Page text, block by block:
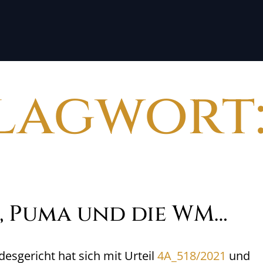
Puma und die WM…
hat sich mit Urteil 4A_518/2021 und